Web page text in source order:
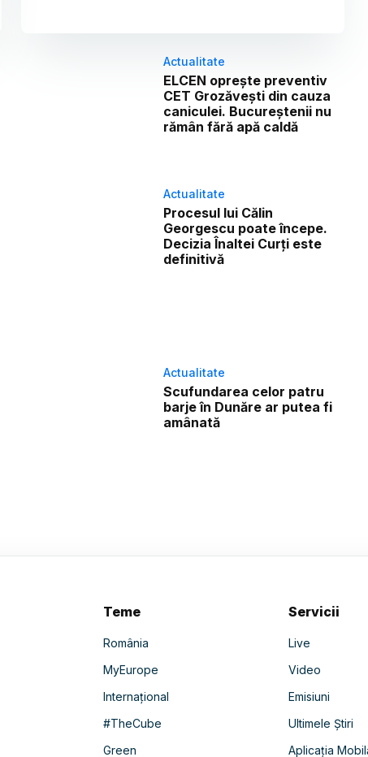
Actualitate
ELCEN oprește preventiv
CET Grozăvești din cauza
caniculei. Bucureștenii nu
rămân fără apă caldă
Actualitate
Procesul lui Călin
Georgescu poate începe.
Decizia Înaltei Curți este
definitivă
Actualitate
Scufundarea celor patru
barje în Dunăre ar putea fi
amânată
Teme
România
MyEurope
Internațional
#TheCube
Green
Servicii
Live
Video
Emisiuni
Ultimele Știri
Aplicația